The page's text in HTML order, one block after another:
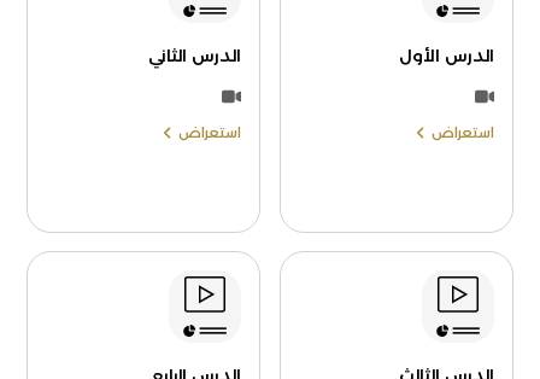
الدرس الأول
استعراض
الدرس الثاني
استعراض